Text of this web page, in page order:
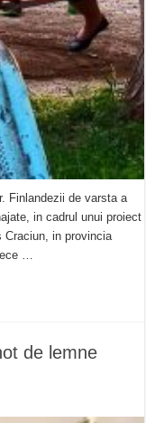
Finlandezii de varsta a
in cadrul unui proiect
Craciun, in provincia
…
de lemne